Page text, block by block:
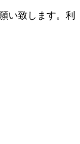
い致します。利